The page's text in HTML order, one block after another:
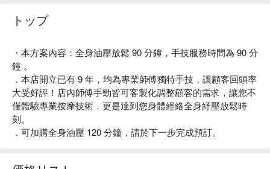
トップ
・本方案內容：全身油壓放鬆 90 分鐘，手技服務時間為 90 分
鐘 。
．本店開立已有 9 年，均為專業師傅獨特手技，讓顧客回頭率
大受好評！店內師傅手勁皆可客製化調整顧客的需求，讓您不
僅體驗專業按摩技術，更是達到您身體經絡全身紓壓放鬆時
刻。
．可加購全身油壓 120 分鐘，請於下一步完成預訂。